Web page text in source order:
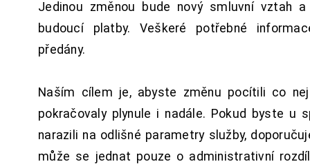
Jedinou změnou bude nový smluvní vztah
budoucí platby. Veškeré potřebné
předány.
Naším cílem je, abyste změnu pocítili co
pokračovaly plynule i nadále. Pokud byste u
narazili na odlišné parametry služby,
může se jednat pouze o administrativní